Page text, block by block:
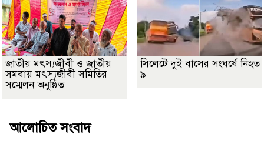
জাতীয় মৎস্যজীবী ও জাতীয়
সমবায় মৎস্যজীবী সমিতির
সম্মেলন অনুষ্ঠিত
সিলেটে দুই বাসের সংঘর্ষে নিহত
৯
আলোচিত সংবাদ